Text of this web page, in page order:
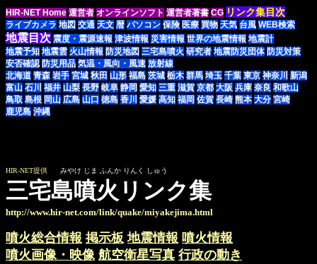
HIR-NET Home 運営者 オンラインソフト 運営者著書 CG リンク集目次
ライブカメラ 地図 交通 天文 暦 パソコン 保険 医療 買物 天気 台風 WEB検索
地震目次 震度・震源速報 津波情報 災害情報 世界の地震情報 地震計
地震予知 地震雲 火山情報 防災地図 三宅島噴火 研究者 地震防災団体 防災対策
安否確認 防災用品 気温・風向・風速 放射線
北海道 青森 岩手 宮城 秋田 山形 福島 茨城 栃木 群馬 埼玉 千葉 東京 神奈川 新潟
富山 石川 福井 山梨 長野 岐阜 静岡 愛知 三重 滋賀 京都 大阪 兵庫 奈良 和歌山
鳥取 島根 岡山 広島 山口 徳島 香川 愛媛 高知 福岡 佐賀 長崎 熊本 大分 宮崎
鹿児島 沖縄
HIR-NET提供 みやけ じま ふんか りんく しゅう
三宅島噴火リンク集
http://www.hir-net.com/link/quake/miyakejima.html
噴火総合情報 掲示板 地震情報 噴火情報
噴火画像・映像 航空衛星写真 行政の動き